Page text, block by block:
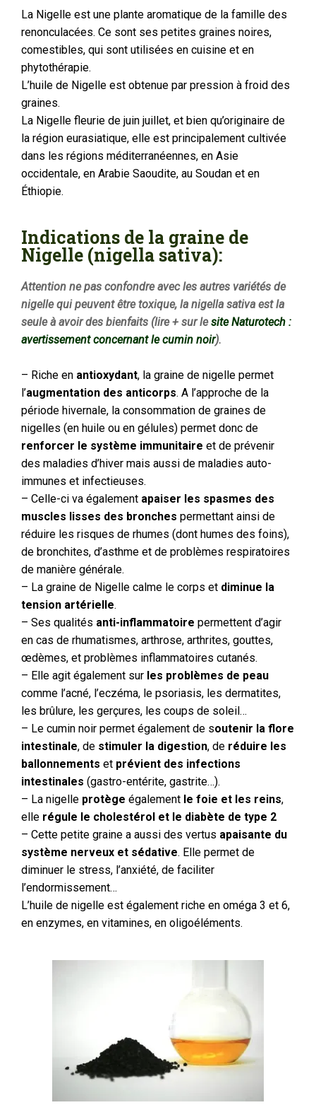
La Nigelle est une plante aromatique de la famille des
renonculacées. Ce sont ses petites graines noires,
comestibles, qui sont utilisées en cuisine et en
phytothérapie.
L’huile de Nigelle est obtenue par pression à froid des
graines.
La Nigelle fleurie de juin juillet, et bien qu’originaire de
la région eurasiatique, elle est principalement cultivée
dans les régions méditerranéennes, en Asie
occidentale, en Arabie Saoudite, au Soudan et en
Éthiopie.
Indications de la graine de
Nigelle (nigella sativa):
Attention ne pas confondre avec les autres variétés de
nigelle qui peuvent être toxique, la nigella sativa est la
seule à avoir des bienfaits (lire + sur le site Naturotech :
avertissement concernant le cumin noir).
– Riche en antioxydant, la graine de nigelle permet
l’augmentation des anticorps. A l’approche de la
période hivernale, la consommation de graines de
nigelles (en huile ou en gélules) permet donc de
renforcer le système immunitaire et de prévenir
des maladies d’hiver mais aussi de maladies auto-
immunes et infectieuses.
– Celle-ci va également apaiser les spasmes des
muscles lisses des bronches permettant ainsi de
réduire les risques de rhumes (dont humes des foins),
de bronchites, d’asthme et de problèmes respiratoires
de manière générale.
– La graine de Nigelle calme le corps et diminue la
tension artérielle.
– Ses qualités anti-inflammatoire permettent d’agir
en cas de rhumatismes, arthrose, arthrites, gouttes,
œdèmes, et problèmes inflammatoires cutanés.
– Elle agit également sur les problèmes de peau
comme l’acné, l’eczéma, le psoriasis, les dermatites,
les brûlure, les gerçures, les coups de soleil…
– Le cumin noir permet également de soutenir la flore
intestinale, de stimuler la digestion, de réduire les
ballonnements et prévient des infections
intestinales (gastro-entérite, gastrite…).
– La nigelle protège également le foie et les reins,
elle régule le cholestérol et le diabète de type 2
– Cette petite graine a aussi des vertus apaisante du
système nerveux et sédative. Elle permet de
diminuer le stress, l’anxiété, de faciliter
l’endormissement…
L’huile de nigelle est également riche en oméga 3 et 6,
en enzymes, en vitamines, en oligoéléments.